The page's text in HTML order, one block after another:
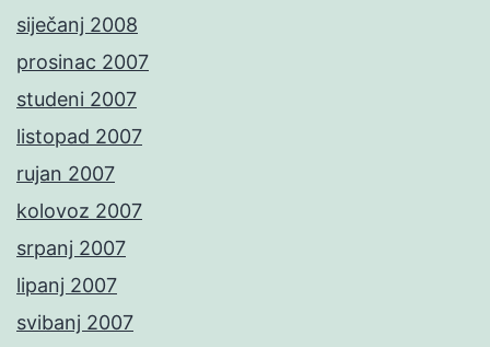
siječanj 2008
prosinac 2007
studeni 2007
listopad 2007
rujan 2007
kolovoz 2007
srpanj 2007
lipanj 2007
svibanj 2007